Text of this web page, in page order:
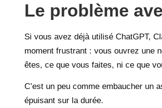
Le problème
Si vous avez déjà utilisé ChatGPT,
moment frustrant : vous ouvrez une
êtes, ce que vous faites, ni ce que
C’est un peu comme embaucher un
épuisant sur la durée.